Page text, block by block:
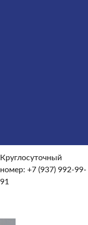
Круглосуточный
номер: +7 (937) 992-99-
91